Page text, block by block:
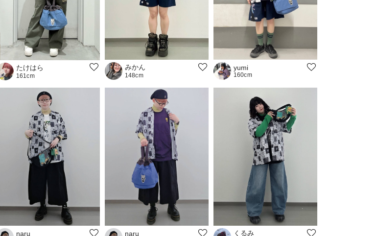
たけはら
161cm
みかん
148cm
yumi
160cm
naru naru くるみ